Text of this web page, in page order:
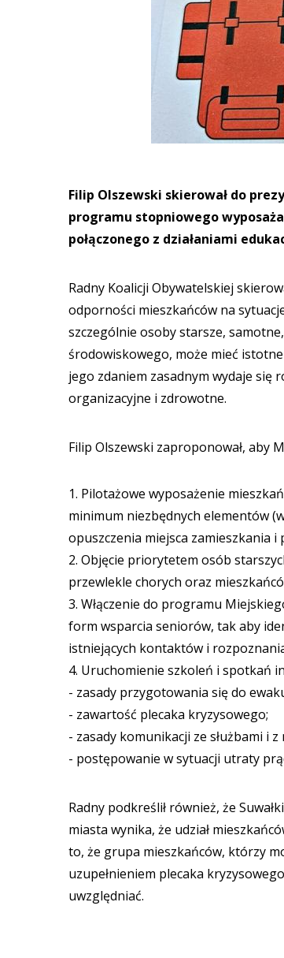
Filip Olszewski skierował do
programu stopniowego
połączonego z działaniami
Radny Koalicji Obywatelskiej
odporności mieszkańców na
szczególnie osoby starsze,
środowiskowego, może mieć
jego zdaniem zasadnym wydaje się
organizacyjne i zdrowotne.
Filip Olszewski zaproponował, aby
1. Pilotażowe wyposażenie
minimum niezbędnych elementów
opuszczenia miejsca zamieszkania
2. Objęcie priorytetem osób
przewlekle chorych oraz
3. Włączenie do programu
form wsparcia seniorów, tak aby
istniejących kontaktów i
4. Uruchomienie szkoleń i spotkań
- zasady przygotowania się do
- zawartość plecaka kryzysowego;
- zasady komunikacji ze służbami i z
- postępowanie w sytuacji utraty
Radny podkreślił również, że
miasta wynika, że udział
to, że grupa mieszkańców, którzy
uzupełnieniem plecaka
uwzględniać.